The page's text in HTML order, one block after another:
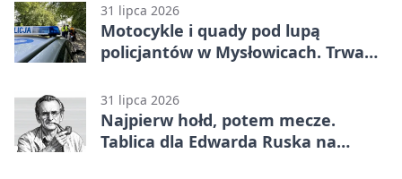
31 lipca 2026
Motocykle i quady pod lupą
policjantów w Mysłowicach. Trwa
31 lipca 2026
Najpierw hołd, potem mecze.
Tablica dla Edwarda Ruska na